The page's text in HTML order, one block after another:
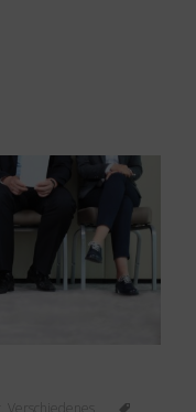
, Verschiedenes